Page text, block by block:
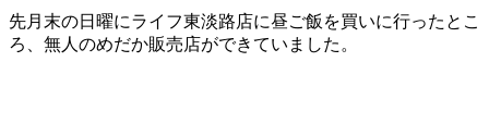
先月末の日曜にライフ東淡路店に昼ご飯を買いに行ったとこ
ろ、無人のめだか販売店ができていました。